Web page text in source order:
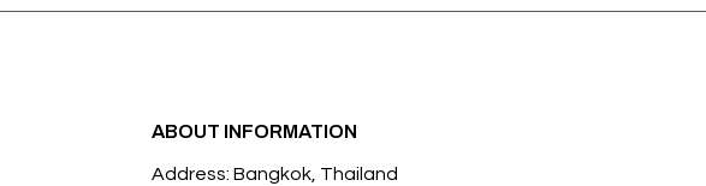
ABOUT INFORMATION
Address: Bangkok, Thailand